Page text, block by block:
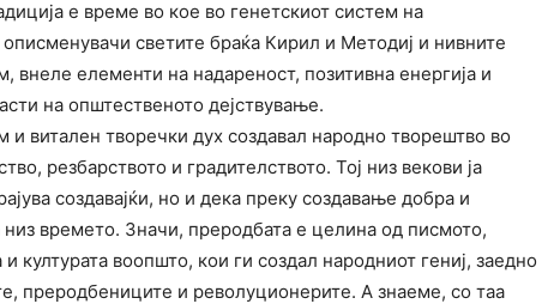
е време во кое во генетскиот систем на
светите браќа Кирил и Методиј и нивните
внеле елементи на надареност, позитивна енергија и
на општественото дејствување.
и витален творечки дух создавал народно творештво во
резбарството и градителството. Тој низ векови ја
создавајќи, но и дека преку создавање добра и
низ времето. Значи, преродбата е целина од писмото,
културата воопшто, кои ги создал народниот гениј, заедно
преродбениците и револуционерите. А знаеме, со таа